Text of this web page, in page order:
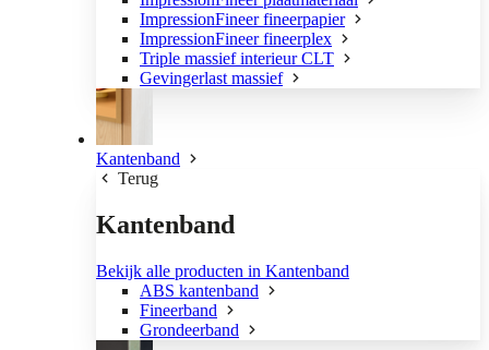
ImpressionFineer fineerpapier
ImpressionFineer fineerplex
Triple massief interieur CLT
Gevingerlast massief
Kantenband
Terug
Kantenband
Bekijk alle producten in Kantenband
ABS kantenband
Fineerband
Grondeerband